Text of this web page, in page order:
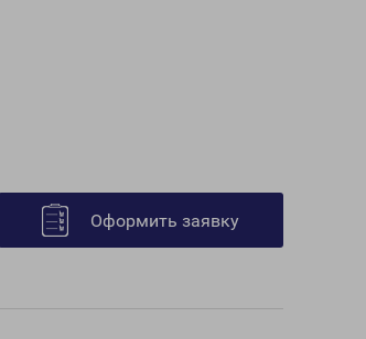
Оформить заявку